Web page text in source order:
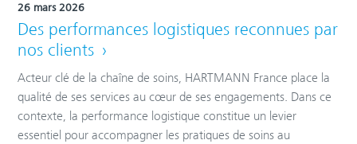
26 mars 2026
Des performances logistiques reconnues par
nos clients
Acteur clé de la chaîne de soins, HARTMANN France place la
qualité de ses services au cœur de ses engagements. Dans ce
contexte, la performance logistique constitue un levier
essentiel pour accompagner les pratiques de soins au